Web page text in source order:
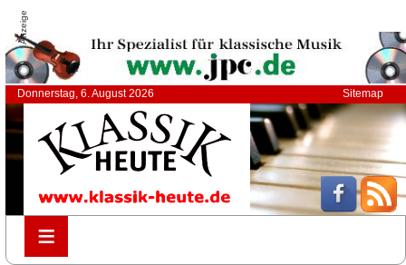
Anzeige
Donnerstag, 6. August 2026 Sitemap
≡
≡